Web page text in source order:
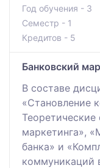
Год обучения - 3
Семестр - 1
Кредитов - 5
Банковский
В составе
«Становление
Теоретические
маркетинга»,
банка» и
коммуникаций